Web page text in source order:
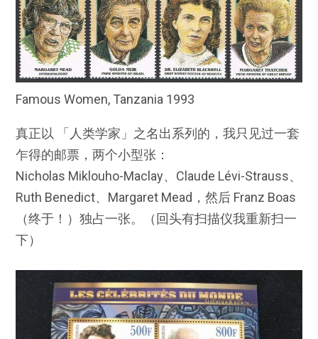
Famous Women, Tanzania 1993
真正以 「人类学家」之名出系列的，我只见过一套
乍得的邮票，两个小型张：
Nicholas Miklouho-Maclay、Claude Lévi-Strauss、
Ruth Benedict、Margaret Mead，然后 Franz Boas
（终于！）独占一张。（回头有扫描仪我重新扫一
下）